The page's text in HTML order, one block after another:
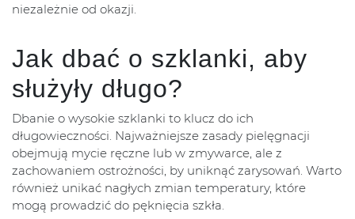
niezależnie od okazji.
Jak dbać o szklanki, aby
służyły długo?
Dbanie o wysokie szklanki to klucz do ich
długowieczności. Najważniejsze zasady pielęgnacji
obejmują mycie ręczne lub w zmywarce, ale z
zachowaniem ostrożności, by uniknąć zarysowań. Warto
również unikać nagłych zmian temperatury, które
mogą prowadzić do pęknięcia szkła.